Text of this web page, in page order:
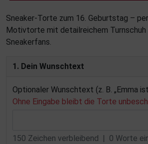
Sneaker-Torte zum 16. Geburtstag –
Motivtorte mit detailreichem
Sneakerfans.
1. Dein Wunschtext
Optionaler Wunschtext (z. B. „Emma
Ohne Eingabe bleibt die Torte
150 Zeichen verbleibend | 0 Worte